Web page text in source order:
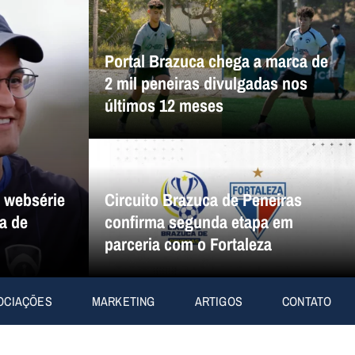
de
Portal Brazuca chega a marca de
2 mil peneiras divulgadas nos
últimos 12 meses
Circuito Brazuca de Peneiras
confirma segunda etapa em
parceria com o Fortaleza
MARKETING ARTIGOS CONTATO